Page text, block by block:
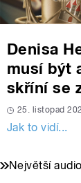
Denisa
musí být
skříní se
25. listopad
Jak to vidí...
Největší